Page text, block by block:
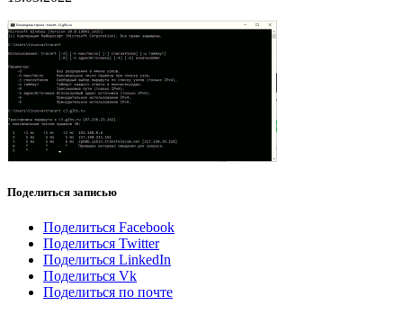
Поделиться записью
Поделиться Facebook
Поделиться Twitter
Поделиться LinkedIn
Поделиться Vk
Поделиться по почте